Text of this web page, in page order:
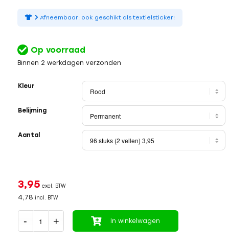
Afneembaar: ook geschikt als textielsticker!
Op voorraad
Binnen 2 werkdagen verzonden
Kleur
Belijming
Aantal
3,95 excl. BTW
4,78 incl. BTW
In winkelwagen